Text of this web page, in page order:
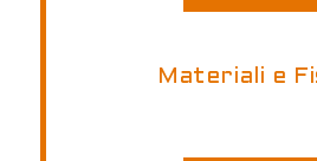
Materiali e